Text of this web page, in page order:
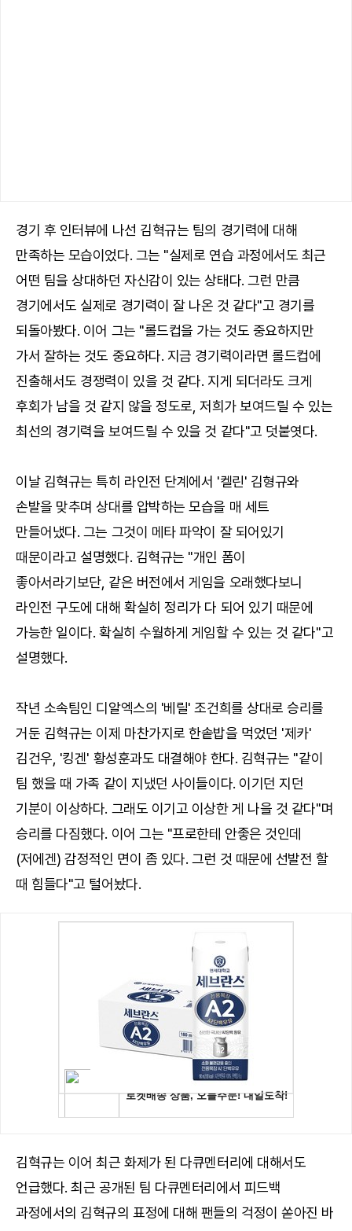
경기 후 인터뷰에 나선 김혁규는 팀의 경기력에 대해
만족하는 모습이었다. 그는 "실제로 연습 과정에서도 최근
어떤 팀을 상대하던 자신감이 있는 상태다. 그런 만큼
경기에서도 실제로 경기력이 잘 나온 것 같다"고 경기를
되돌아봤다. 이어 그는 "롤드컵을 가는 것도 중요하지만
가서 잘하는 것도 중요하다. 지금 경기력이라면 롤드컵에
진출해서도 경쟁력이 있을 것 같다. 지게 되더라도 크게
후회가 남을 것 같지 않을 정도로, 저희가 보여드릴 수 있는
최선의 경기력을 보여드릴 수 있을 것 같다"고 덧붙엿다.
이날 김혁규는 특히 라인전 단계에서 '켈린' 김형규와
손발을 맞추며 상대를 압박하는 모습을 매 세트
만들어냈다. 그는 그것이 메타 파악이 잘 되어있기
때문이라고 설명했다. 김혁규는 "개인 폼이
좋아서라기보단, 같은 버전에서 게임을 오래했다보니
라인전 구도에 대해 확실히 정리가 다 되어 있기 때문에
가능한 일이다. 확실히 수월하게 게임할 수 있는 것 같다"고
설명했다.
작년 소속팀인 디알엑스의 '베릴' 조건희를 상대로 승리를
거둔 김혁규는 이제 마찬가지로 한솥밥을 먹었던 '제카'
김건우, '킹겐' 황성훈과도 대결해야 한다. 김혁규는 "같이
팀 했을 때 가족 같이 지냈던 사이들이다. 이기던 지던
기분이 이상하다. 그래도 이기고 이상한 게 나을 것 같다"며
승리를 다짐했다. 이어 그는 "프로한테 안좋은 것인데
(저에겐) 감정적인 면이 좀 있다. 그런 것 때문에 선발전 할
때 힘들다"고 털어놨다.
김혁규는 이어 최근 화제가 된 다큐멘터리에 대해서도
언급했다. 최근 공개된 팀 다큐멘터리에서 피드백
과정에서의 김혁규의 표정에 대해 팬들의 걱정이 쏟아진 바